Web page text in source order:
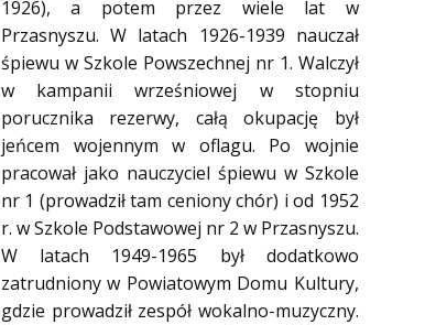
1926), a potem przez wiele lat w
Przasnyszu. W latach 1926-1939 nauczał
śpiewu w Szkole Powszechnej nr 1. Walczył
w kampanii wrześniowej w stopniu
porucznika rezerwy, całą okupację był
jeńcem wojennym w oflagu. Po wojnie
pracował jako nauczyciel śpiewu w Szkole
nr 1 (prowadził tam ceniony chór) i od 1952
r. w Szkole Podstawowej nr 2 w Przasnyszu.
W latach 1949-1965 był dodatkowo
zatrudniony w Powiatowym Domu Kultury,
gdzie prowadził zespół wokalno-muzyczny.